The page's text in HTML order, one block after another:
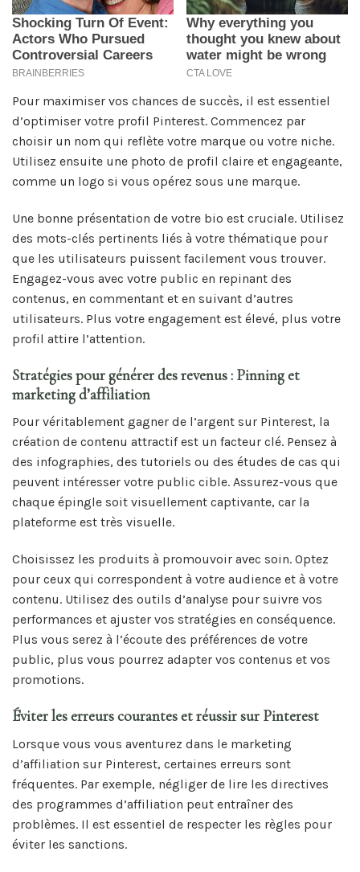
Pour maximiser vos chances de succès, il est essentiel
d’optimiser votre profil Pinterest. Commencez par
choisir un nom qui reflète votre marque ou votre niche.
Utilisez ensuite une photo de profil claire et engageante,
comme un logo si vous opérez sous une marque.
Une bonne présentation de votre bio est cruciale. Utilisez
des mots-clés pertinents liés à votre thématique pour
que les utilisateurs puissent facilement vous trouver.
Engagez-vous avec votre public en repinant des
contenus, en commentant et en suivant d’autres
utilisateurs. Plus votre engagement est élevé, plus votre
profil attire l’attention.
Stratégies pour générer des revenus : Pinning et
marketing d’affiliation
Pour véritablement gagner de l’argent sur Pinterest, la
création de contenu attractif est un facteur clé. Pensez à
des infographies, des tutoriels ou des études de cas qui
peuvent intéresser votre public cible. Assurez-vous que
chaque épingle soit visuellement captivante, car la
plateforme est très visuelle.
Choisissez les produits à promouvoir avec soin. Optez
pour ceux qui correspondent à votre audience et à votre
contenu. Utilisez des outils d’analyse pour suivre vos
performances et ajuster vos stratégies en conséquence.
Plus vous serez à l’écoute des préférences de votre
public, plus vous pourrez adapter vos contenus et vos
promotions.
Éviter les erreurs courantes et réussir sur Pinterest
Lorsque vous vous aventurez dans le marketing
d’affiliation sur Pinterest, certaines erreurs sont
fréquentes. Par exemple, négliger de lire les directives
des programmes d’affiliation peut entraîner des
problèmes. Il est essentiel de respecter les règles pour
éviter les sanctions.